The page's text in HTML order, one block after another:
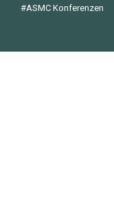
#ASMC Konferenzen